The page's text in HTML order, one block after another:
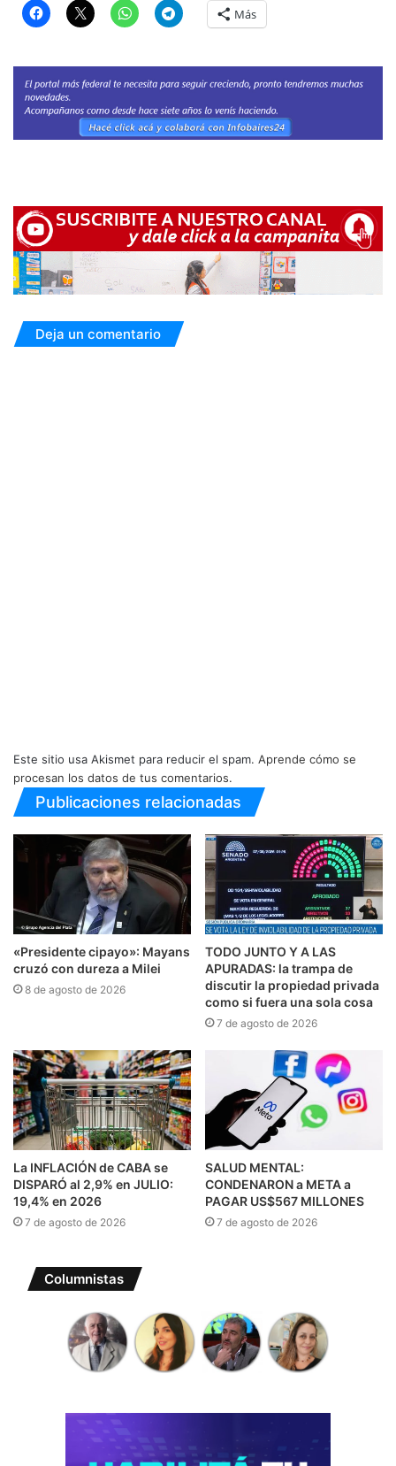
Más
Deja un comentario
Este sitio usa Akismet para reducir el spam. Aprende cómo se
procesan los datos de tus comentarios.
Publicaciones relacionadas
«Presidente cipayo»: Mayans
cruzó con dureza a Milei
8 de agosto de 2026
TODO JUNTO Y A LAS
APURADAS: la trampa de
discutir la propiedad privada
como si fuera una sola cosa
7 de agosto de 2026
La INFLACIÓN de CABA se
DISPARÓ al 2,9% en JULIO:
19,4% en 2026
7 de agosto de 2026
SALUD MENTAL:
CONDENARON a META a
PAGAR US$567 MILLONES
7 de agosto de 2026
Columnistas